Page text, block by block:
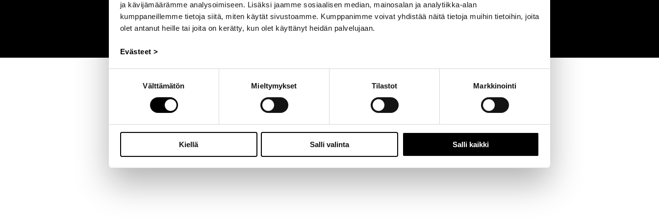
ja kävijämäärämme analysoimiseen. Lisäksi jaamme sosiaalisen median, mainosalan ja analytiikka-alan
kumppaneillemme tietoja siitä, miten käytät sivustoamme. Kumppanimme voivat yhdistää näitä tietoja muihin tietoihin, joita
olet antanut heille tai joita on kerätty, kun olet käyttänyt heidän palvelujaan.
Evästeet >
Välttämätön Mieltymykset Tilastot Markkinointi
Kiellä Salli valinta Salli kaikki
Jalasjärvi: Hallitie 1, 61600 Jalasjärvi | Avoinna: Ma-Pe 8:00 – 16:00 |06 457 5060
© 2024 - Seitoy Oy | Desing by
KOKO-Markkinointi